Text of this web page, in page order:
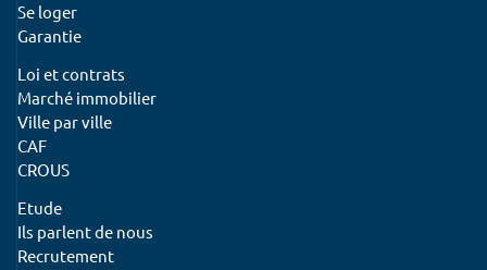
Se loger
Garantie
Loi et contrats
Marché immobilier
Ville par ville
CAF
CROUS
Etude
Ils parlent de nous
Recrutement